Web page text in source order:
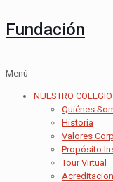
Fundación
Menú
NUESTRO COLEGIO
Quiénes
Historia
Valores
Propósito
Tour Virtual